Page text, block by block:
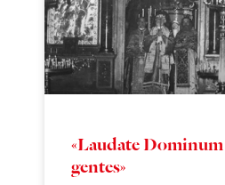
«Laudate
gentes»